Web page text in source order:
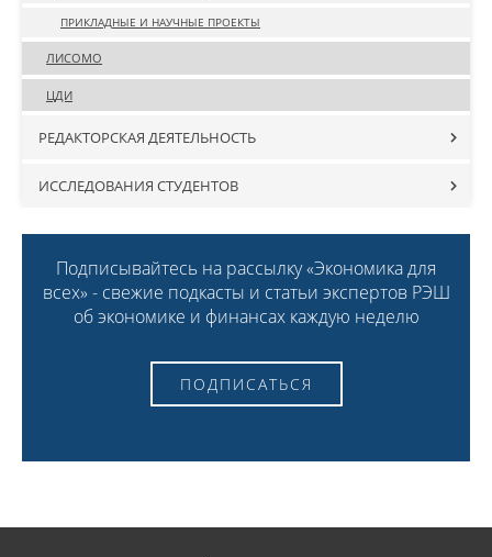
ПРИКЛАДНЫЕ И НАУЧНЫЕ ПРОЕКТЫ
ЛИСОМО
ЦДИ
РЕДАКТОРСКАЯ ДЕЯТЕЛЬНОСТЬ
ИССЛЕДОВАНИЯ СТУДЕНТОВ
Подписывайтесь на рассылку «Экономика для
всех» - свежие подкасты и статьи экспертов РЭШ
об экономике и финансах каждую неделю
ПОДПИСАТЬСЯ